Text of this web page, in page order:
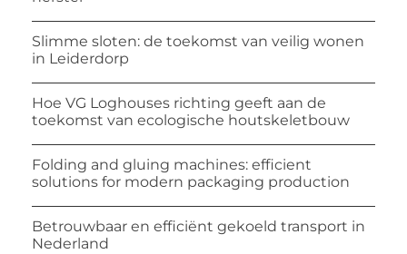
Slimme sloten: de toekomst van veilig wonen
in Leiderdorp
Hoe VG Loghouses richting geeft aan de
toekomst van ecologische houtskeletbouw
Folding and gluing machines: efficient
solutions for modern packaging production
Betrouwbaar en efficiënt gekoeld transport in
Nederland